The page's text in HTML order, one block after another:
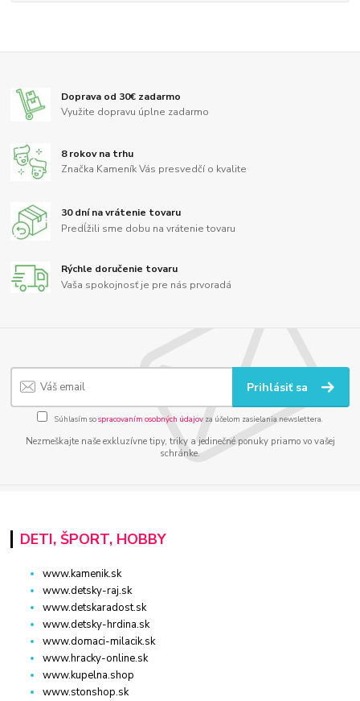
Doprava od 30€ zadarmo
Využite dopravu úplne zadarmo
8 rokov na trhu
Značka Kameník Vás presvedčí o kvalite
30 dní na vrátenie tovaru
Predĺžili sme dobu na vrátenie tovaru
Rýchle doručenie tovaru
Vaša spokojnosť je pre nás prvoradá
Prihlásiť sa
Súhlasím sospracovaním osobných údajov za účelom zasielania newslettera.
Nezmeškajte naše exkluzívne tipy, triky a jedinečné ponuky priamo vo vašej
schránke.
DETI, ŠPORT, HOBBY
www.kamenik.sk
www.detsky-raj.sk
www.detskaradost.sk
www.detsky-hrdina.sk
www.domaci-milacik.sk
www.hracky-online.sk
www.kupelna.shop
www.stonshop.sk